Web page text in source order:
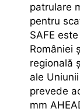
patrulare
pentru
SAFE
României
regională
ale
prevede
mm